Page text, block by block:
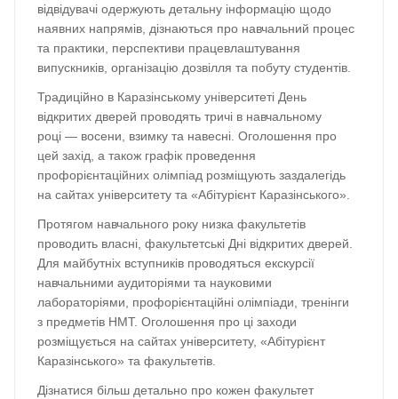
відвідувачі одержують детальну інформацію щодо
наявних напрямів, дізнаються про навчальний процес
та практики, перспективи працевлаштування
випускників, організацію дозвілля та побуту студентів.
Традиційно в Каразінському університеті День
відкритих дверей проводять тричі в навчальному
році — восени, взимку та навесні. Оголошення про
цей захід, а також графік проведення
профорієнтаційних олімпіад розміщують заздалегідь
на сайтах університету та «Абітурієнт Каразінського».
Протягом навчального року низка факультетів
проводить власні, факультетські Дні відкритих дверей.
Для майбутніх вступників проводяться екскурсії
навчальними аудиторіями та науковими
лабораторіями, профорієнтаційні олімпіади, тренінги
з предметів НМТ. Оголошення про ці заходи
розміщується на сайтах університету, «Абітурієнт
Каразінського» та факультетів.
Дізнатися більш детально про кожен факультет